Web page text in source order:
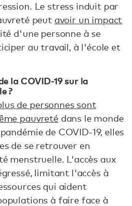
Le stress induit par
peut avoir un impact
d'une personne à se
au travail, à l'école et
la COVID-19 sur la
?
de personnes sont
pauvretédans le monde
de COVID-19, elles
de se retrouver en
menstruelle. L'accès aux
limitant l'accès à
qui aident
à faire face à